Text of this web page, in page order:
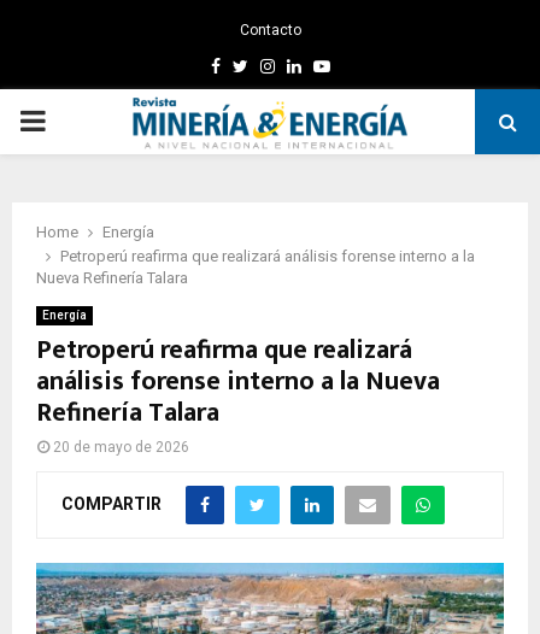
Contacto
Facebook
TwitterInstagram
LinkedinYoutube
PRIMARY
Home
Energía
Petroperú reafirma que realizará análisis forense interno a la
Nueva Refinería Talara
Energía
Petroperú reafirma que realizará
análisis forense interno a la Nueva
Refinería Talara
20 de mayo de 2026
COMPARTIR